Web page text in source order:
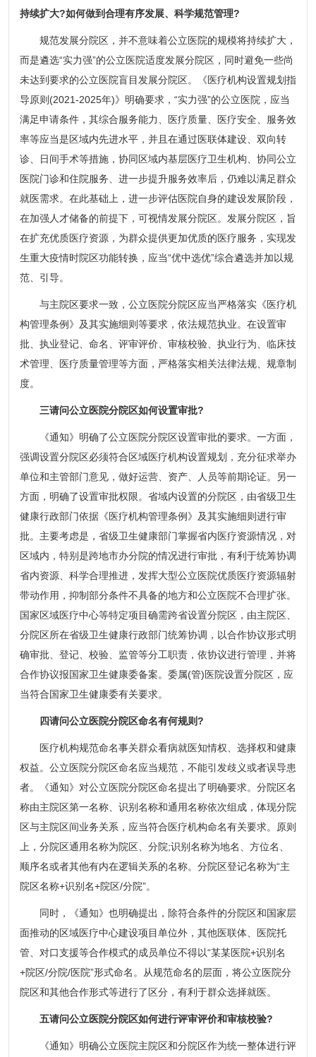
持续扩大?如何做到合理有序发展、科学规范管理?
规范发展分院区，并不意味着公立医院的规模将持续扩大，
而是遴选“实力强”的公立医院适度发展分院区，同时避免一些尚
未达到要求的公立医院盲目发展分院区。《医疗机构设置规划指
导原则(2021-2025年)》明确要求，“实力强”的公立医院，应当
满足申请条件，其综合服务能力、医疗质量、医疗安全、服务效
率等应当是区域内先进水平，并且在通过医联体建设、双向转
诊、日间手术等措施，协同区域内基层医疗卫生机构、协同公立
医院门诊和住院服务、进一步提升服务效率后，仍难以满足群众
就医需求。在此基础上，进一步评估医院自身的建设发展阶段，
在加强人才储备的前提下，可视情发展分院区。发展分院区，旨
在扩充优质医疗资源，为群众提供更加优质的医疗服务，实现发
生重大疫情时院区功能转换，应当“优中选优”综合遴选并加以规
范、引导。
与主院区要求一致，公立医院分院区应当严格落实《医疗机
构管理条例》及其实施细则等要求，依法规范执业。在设置审
批、执业登记、命名、评审评价、审核校验、执业行为、临床技
术管理、医疗质量管理等方面，严格落实相关法律法规、规章制
度。
三请问公立医院分院区如何设置审批?
《通知》明确了公立医院分院区设置审批的要求。一方面，
强调设置分院区必须符合区域医疗机构设置规划，充分征求举办
单位和主管部门意见，做好运营、资产、人员等前期论证。另一
方面，明确了设置审批权限。省域内设置的分院区，由省级卫生
健康行政部门依据《医疗机构管理条例》及其实施细则进行审
批。主要考虑是，省级卫生健康部门掌握省内医疗资源情况，对
区域内，特别是跨地市办分院的情况进行审批，有利于统筹协调
省内资源、科学合理推进，发挥大型公立医院优质医疗资源辐射
带动作用，抑制部分条件不具备的地方和公立医院不合理扩张。
国家区域医疗中心等特定项目确需跨省设置分院区，由主院区、
分院区所在省级卫生健康行政部门统筹协调，以合作协议形式明
确审批、登记、校验、监管等分工职责，依协议进行管理，并将
合作协议报国家卫生健康委备案。委属(管)医院设置分院区，应
当符合国家卫生健康委有关要求。
四请问公立医院分院区命名有何规则?
医疗机构规范命名事关群众看病就医知情权、选择权和健康
权益。公立医院分院区命名应当规范，不能引发歧义或者误导患
者。《通知》对公立医院分院区命名提出了明确要求。分院区名
称由主院区第一名称、识别名称和通用名称依次组成，体现分院
区与主院区间业务关系，应当符合医疗机构命名有关要求。原则
上，分院区通用名称为院区、分院;识别名称为地名、方位名、
顺序名或者其他有内在逻辑关系的名称。分院区登记名称为“主
院区名称+识别名+院区/分院”。
同时，《通知》也明确提出，除符合条件的分院区和国家层
面推动的区域医疗中心建设项目单位外，其他医联体、医院托
管、对口支援等合作模式的成员单位不得以“某某医院+识别名
+院区/分院/医院”形式命名。从规范命名的层面，将公立医院分
院区和其他合作形式等进行了区分，有利于群众选择就医。
五请问公立医院分院区如何进行评审评价和审核校验?
《通知》明确公立医院主院区和分院区作为统一整体进行评